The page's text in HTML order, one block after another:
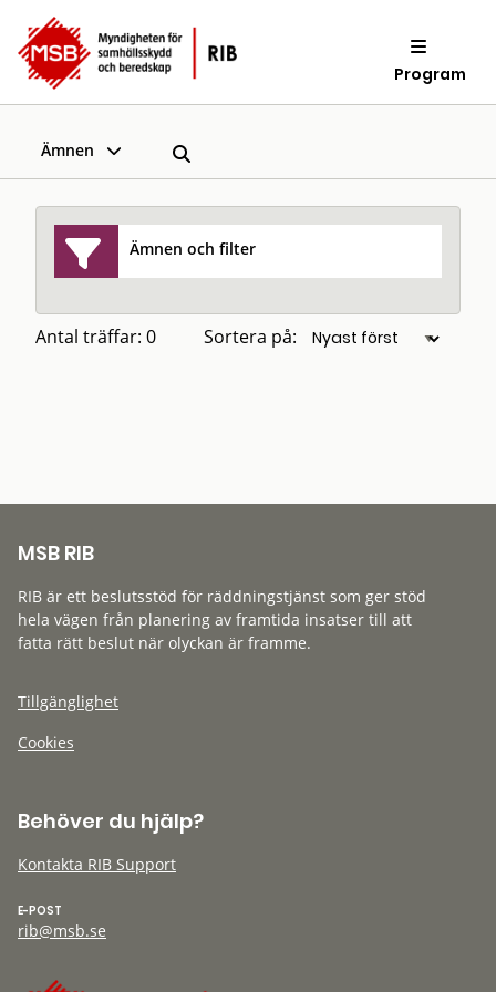
Program
Ämnen
Ämnen och filter
Antal träffar: 0 Sortera på:
MSB RIB
RIB är ett beslutsstöd för räddningstjänst som ger stöd
hela vägen från planering av framtida insatser till att
fatta rätt beslut när olyckan är framme.
Tillgänglighet
Cookies
Behöver du hjälp?
Kontakta RIB Support
E-POST
rib@msb.se